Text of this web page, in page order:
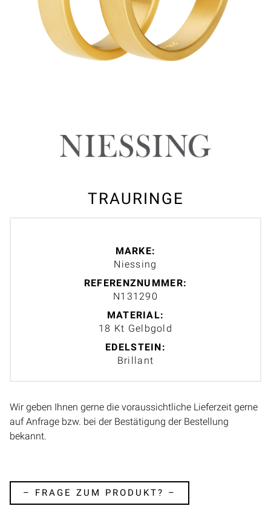
TRAURINGE
MARKE:
Niessing
REFERENZNUMMER:
N131290
MATERIAL:
18 Kt Gelbgold
EDELSTEIN:
Brillant
Wir geben Ihnen gerne die voraussichtliche Lieferzeit gerne
auf Anfrage bzw. bei der Bestätigung der Bestellung
bekannt.
– FRAGE ZUM PRODUKT? –